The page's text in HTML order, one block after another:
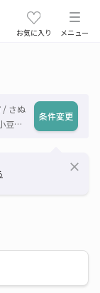
お気に入り メニュー
/ さぬ
豆島
条件変更
close